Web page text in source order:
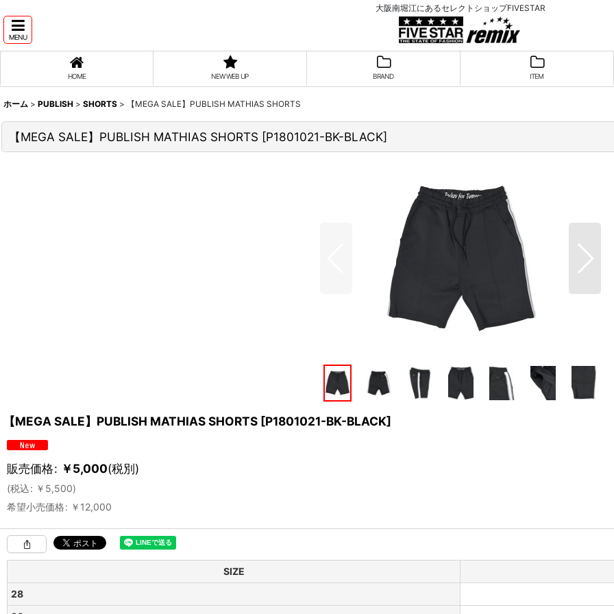
大阪南堀江にあるセレクトショップFIVESTAR
MENU
HOME NEW WEB UP BRAND ITEM
ホーム > PUBLISH > SHORTS > 【MEGA SALE】PUBLISH MATHIAS SHORTS
【MEGA SALE】PUBLISH MATHIAS SHORTS [P1801021-BK-BLACK]
【MEGA SALE】PUBLISH MATHIAS SHORTS [P1801021-BK-BLACK]
販売価格: ￥5,000(税別)
(税込: ￥ 5,500)
希望小売価格: ￥ 12,000
SIZE
28